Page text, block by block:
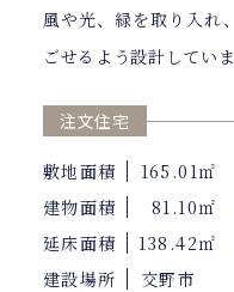
風や光、緑を取り入れ
ごせるよう設計していま
注文住宅
敷地面積
165.01㎡
建物面積
81.10㎡
延床面積
138.42㎡
建設場所
交野市